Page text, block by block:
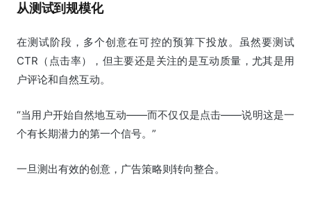
从测试到规模化
在测试阶段，多个创意在可控的预算下投放。虽然要测试
CTR（点击率），但主要还是关注的是互动质量，尤其是用
户评论和自然互动。
“当用户开始自然地互动——而不仅仅是点击——说明这是一
个有长期潜力的第一个信号。”
一旦测出有效的创意，广告策略则转向整合。